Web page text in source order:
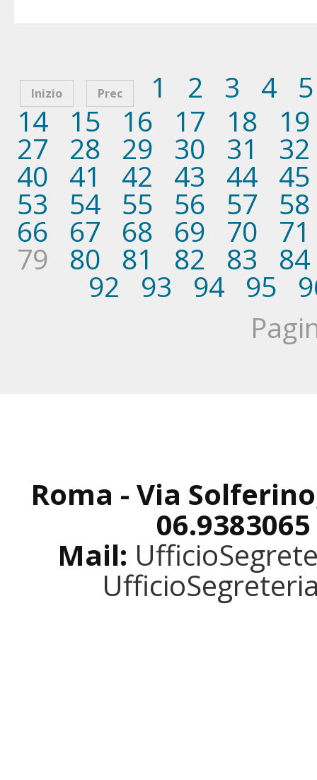
Inizio Prec 1 2 3 4
5
14
15 16 17 18 19
27 28 29 30 31 32
40 41 42 43 44 45
53 54 55 56 57 58
66 67 68 69 70 71
79 80 81 82 83 84
92 93 94 95
Roma - Via
Mail: